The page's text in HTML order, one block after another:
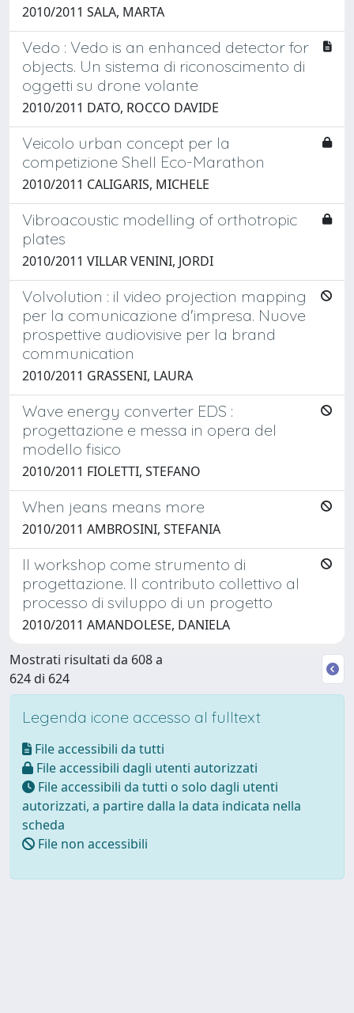
2010/2011 SALA, MARTA
Vedo : Vedo is an enhanced detector for
objects. Un sistema di riconoscimento di
oggetti su drone volante
2010/2011 DATO, ROCCO DAVIDE
Veicolo urban concept per la
competizione Shell Eco-Marathon
2010/2011 CALIGARIS, MICHELE
Vibroacoustic modelling of orthotropic
plates
2010/2011 VILLAR VENINI, JORDI
Volvolution : il video projection mapping
per la comunicazione d'impresa. Nuove
prospettive audiovisive per la brand
communication
2010/2011 GRASSENI, LAURA
Wave energy converter EDS :
progettazione e messa in opera del
modello fisico
2010/2011 FIOLETTI, STEFANO
When jeans means more
2010/2011 AMBROSINI, STEFANIA
Il workshop come strumento di
progettazione. Il contributo collettivo al
processo di sviluppo di un progetto
2010/2011 AMANDOLESE, DANIELA
Mostrati risultati da 608 a
624 di 624
Legenda icone accesso al fulltext
File accessibili da tutti
File accessibili dagli utenti autorizzati
File accessibili da tutti o solo dagli utenti
autorizzati, a partire dalla la data indicata nella
scheda
File non accessibili